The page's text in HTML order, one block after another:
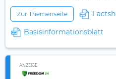
Zur Themenseite
Basisinformationsblatt
ANZEIGE